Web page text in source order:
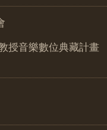
授音樂數位典藏計畫